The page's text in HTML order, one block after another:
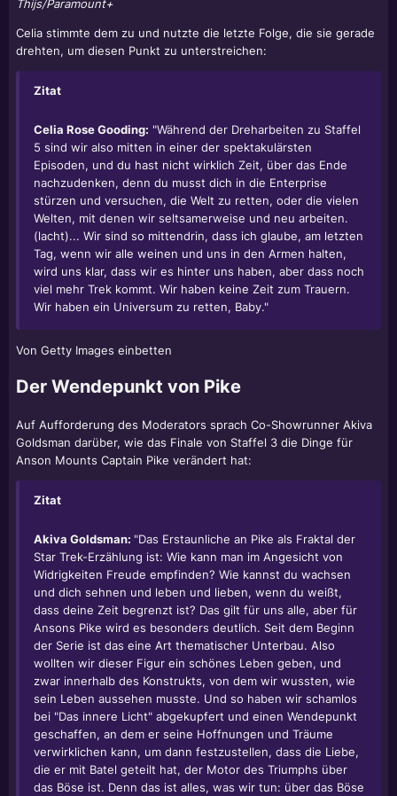
Thijs/Paramount+
Celia stimmte dem zu und nutzte die letzte Folge, die sie gerade
drehten, um diesen Punkt zu unterstreichen:
Zitat
Celia Rose Gooding: "Während der Dreharbeiten zu Staffel
5 sind wir also mitten in einer der spektakulärsten
Episoden, und du hast nicht wirklich Zeit, über das Ende
nachzudenken, denn du musst dich in die Enterprise
stürzen und versuchen, die Welt zu retten, oder die vielen
Welten, mit denen wir seltsamerweise und neu arbeiten.
(lacht)... Wir sind so mittendrin, dass ich glaube, am letzten
Tag, wenn wir alle weinen und uns in den Armen halten,
wird uns klar, dass wir es hinter uns haben, aber dass noch
viel mehr Trek kommt. Wir haben keine Zeit zum Trauern.
Wir haben ein Universum zu retten, Baby."
Von Getty Images einbetten
Der Wendepunkt von Pike
Auf Aufforderung des Moderators sprach Co-Showrunner Akiva
Goldsman darüber, wie das Finale von Staffel 3 die Dinge für
Anson Mounts Captain Pike verändert hat:
Zitat
Akiva Goldsman: "Das Erstaunliche an Pike als Fraktal der
Star Trek-Erzählung ist: Wie kann man im Angesicht von
Widrigkeiten Freude empfinden? Wie kannst du wachsen
und dich sehnen und leben und lieben, wenn du weißt,
dass deine Zeit begrenzt ist? Das gilt für uns alle, aber für
Ansons Pike wird es besonders deutlich. Seit dem Beginn
der Serie ist das eine Art thematischer Unterbau. Also
wollten wir dieser Figur ein schönes Leben geben, und
zwar innerhalb des Konstrukts, von dem wir wussten, wie
sein Leben aussehen musste. Und so haben wir schamlos
bei "Das innere Licht" abgekupfert und einen Wendepunkt
geschaffen, an dem er seine Hoffnungen und Träume
verwirklichen kann, um dann festzustellen, dass die Liebe,
die er mit Batel geteilt hat, der Motor des Triumphs über
das Böse ist. Denn das ist alles, was wir tun: über das Böse